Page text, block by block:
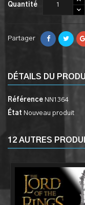
Quantité
Partager
DÉTAILS DU
Référence NN1364
État Nouveau produit
12 AUTRES